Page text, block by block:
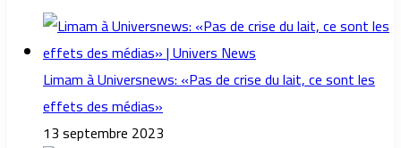
Limam à Universnews: «Pas de crise du lait, ce sont les
effets des médias»
13 septembre 2023